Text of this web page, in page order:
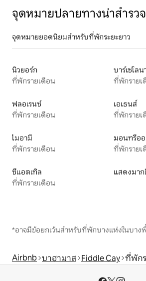
จุดหมายปลายทางน่าสำรวจ
จุดหมายยอดนิยมสำหรับที่พักระยะยาว
นิวยอร์ก
ที่พักรายเดือน
บาร์เซโลน
ที่พักรายเ
ฟลอเรนซ์
ที่พักรายเดือน
เอเธนส์
ที่พักรายเ
ไมอามี
ที่พักรายเดือน
มอนทรีอ
ที่พักรายเ
ซีแอตเทิล
ที่พักรายเดือน
แสดงมา
*อาจมีข้อยกเว้นสำหรับที่พักบางแห่งในบาง
Airbnb บาฮามาส Fiddle Cay ที่พัก